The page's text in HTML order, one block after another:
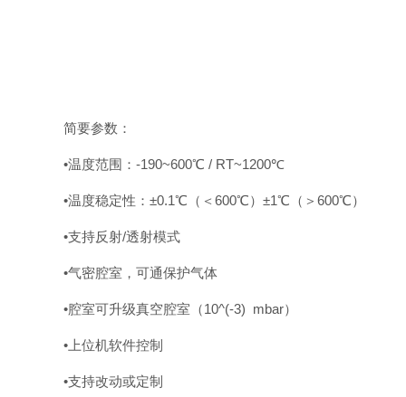
简要参数：
•温度范围：-190~600℃ / RT~1200℃
•温度稳定性：±0.1℃（＜600℃）±1℃（＞600℃）
•支持反射/透射模式
•气密腔室，可通保护气体
•腔室可升级真空腔室（10^(-3) mbar）
•上位机软件控制
•支持改动或定制